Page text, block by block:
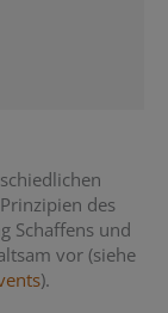
des
Schaffens und
vor (siehe
).